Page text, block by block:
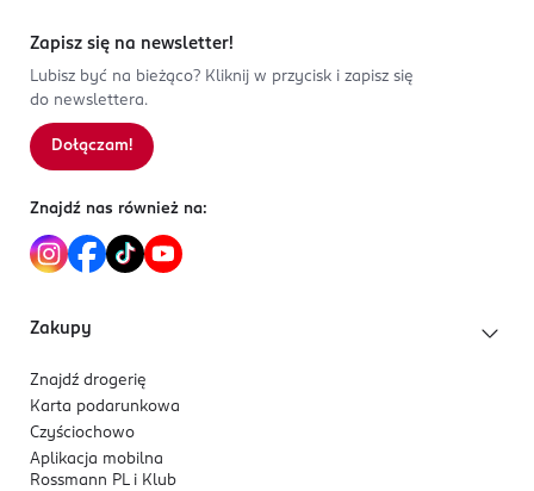
Zapisz się na newsletter!
Lubisz być na bieżąco? Kliknij w przycisk i zapisz się
do newslettera.
Dołączam!
Znajdź nas również na:
Zakupy
Znajdź drogerię
Karta podarunkowa
Czyściochowo
Aplikacja mobilna
Rossmann PL i Klub